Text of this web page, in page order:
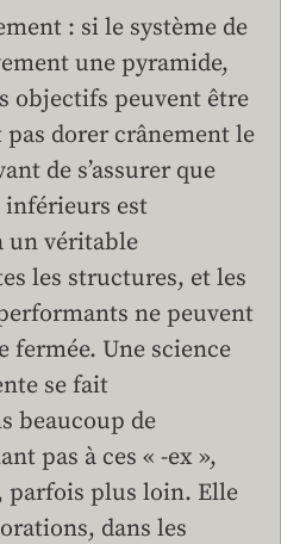
: si le système de
une pyramide,
objectifs peuvent être
dorer crânement le
de s’assurer que
inférieurs est
un véritable
les structures, et les
ne peuvent
Une science
se fait
beaucoup de
pas à ces « -ex »,
parfois plus loin. Elle
dans les